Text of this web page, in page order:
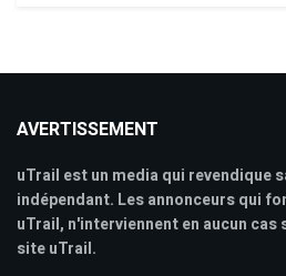
AVERTISSEMENT
uTrail est un media qui revendique
indépendant. Les annonceurs qui
uTrail, n'interviennent en aucun
site uTrail.